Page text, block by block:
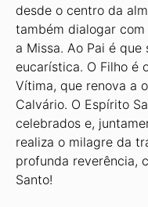
desde o centro da
também dialogar
a Missa. Ao Pai é
eucarística. O Filho é
Vítima, que renova a
Calvário. O Espírito
celebrados e,
realiza o milagre da
profunda reverência,
Santo!